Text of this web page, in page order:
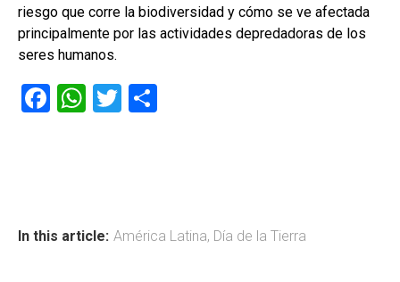
riesgo que corre la biodiversidad y cómo se ve afectada
principalmente por las actividades depredadoras de los
seres humanos.
F
ok
W
p
T
tir
In this article: América Latina, Día de la Tierra